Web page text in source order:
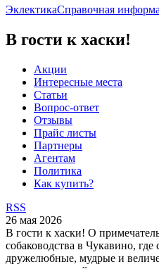
ЭклектикаСправочная
В гости к хаски!
Акции
Интересные места
Статьи
Вопрос-ответ
Отзывы
Прайс листы
Партнеры
Агентам
Политика
Как купить?
RSS
26 мая 2026
В гости к хаски! О
собаководства в Чукавино,
дружелюбные, мудрые и